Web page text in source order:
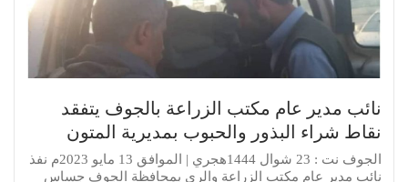
نائب مدير عام مكتب الزراعة بالجوف يتفقد
نقاط شراء البذور والحبوب بمديرية المتون
الجوف نت : 23 شوال 1444هجري | الموافق 13 مايو 2023م نفذ
نائب مدير عام مكتب الزراعة والري بمحافظة الجوف جساس